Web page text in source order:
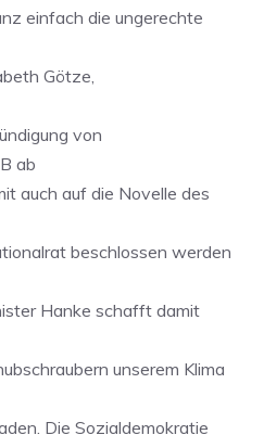
einfach die ungerechte
Götze,
von
ab
auch auf die Novelle des
beschlossen werden
Hanke schafft damit
unserem Klima
Die Sozialdemokratie